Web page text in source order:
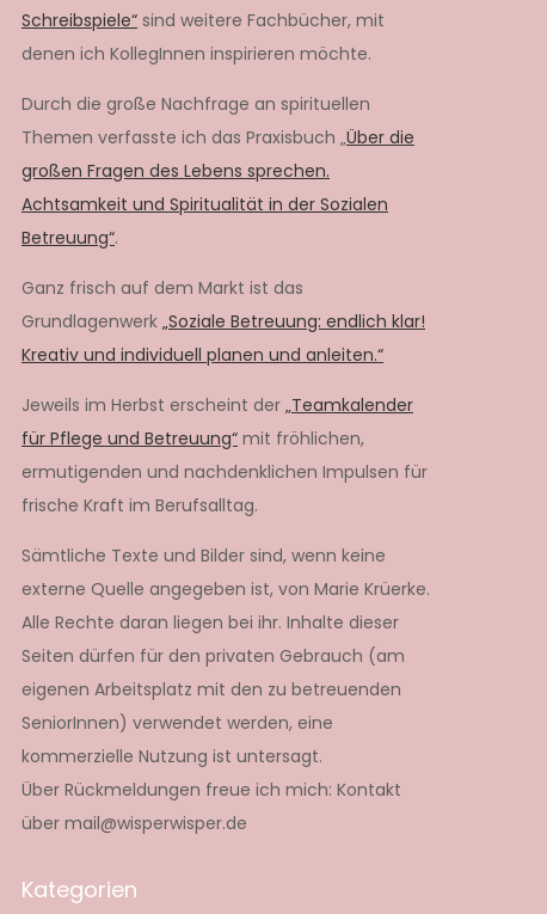
Schreibspiele“ sind weitere Fachbücher, mit
denen ich KollegInnen inspirieren möchte.
Durch die große Nachfrage an spirituellen
Themen verfasste ich das Praxisbuch „Über die
großen Fragen des Lebens sprechen.
Achtsamkeit und Spiritualität in der Sozialen
Betreuung“.
Ganz frisch auf dem Markt ist das
Grundlagenwerk „Soziale Betreuung: endlich klar!
Kreativ und individuell planen und anleiten.“
Jeweils im Herbst erscheint der „Teamkalender
für Pflege und Betreuung“ mit fröhlichen,
ermutigenden und nachdenklichen Impulsen für
frische Kraft im Berufsalltag.
Sämtliche Texte und Bilder sind, wenn keine
externe Quelle angegeben ist, von Marie Krüerke.
Alle Rechte daran liegen bei ihr. Inhalte dieser
Seiten dürfen für den privaten Gebrauch (am
eigenen Arbeitsplatz mit den zu betreuenden
SeniorInnen) verwendet werden, eine
kommerzielle Nutzung ist untersagt.
Über Rückmeldungen freue ich mich: Kontakt
über mail@wisperwisper.de
Kategorien